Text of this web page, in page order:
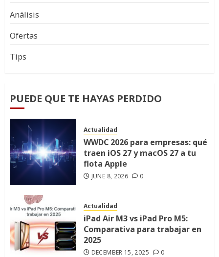
Análisis
Ofertas
Tips
PUEDE QUE TE HAYAS PERDIDO
Actualidad
WWDC 2026 para empresas: qué
traen iOS 27 y macOS 27 a tu
flota Apple
JUNE 8, 2026 0
Actualidad
iPad Air M3 vs iPad Pro M5:
Comparativa para trabajar en
2025
DECEMBER 15, 2025 0